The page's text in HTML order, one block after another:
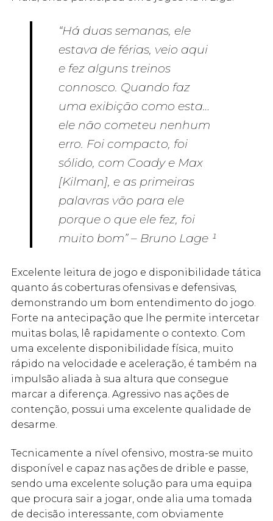
“Há duas semanas, ele
estava de férias, veio aqui
e fez alguns treinos
connosco. Quando faz
uma exibição como esta…
ele não cometeu nenhum
erro. Foi compacto, foi
sólido, com Coady e Max
[Kilman], e as primeiras
palavras vão para ele
porque o que ele fez, foi
muito bom” – Bruno Lage ¹
Excelente leitura de jogo e disponibilidade tática
quanto ás coberturas ofensivas e defensivas,
demonstrando um bom entendimento do jogo.
Forte na antecipação que lhe permite intercetar
muitas bolas, lê rapidamente o contexto. Com
uma excelente disponibilidade física, muito
rápido na velocidade e aceleração, é também na
impulsão aliada à sua altura que consegue
marcar a diferença. Agressivo nas ações de
contenção, possui uma excelente qualidade de
desarme.
Tecnicamente a nível ofensivo, mostra-se muito
disponível e capaz nas ações de drible e passe,
sendo uma excelente solução para uma equipa
que procura sair a jogar, onde alia uma tomada
de decisão interessante, com obviamente